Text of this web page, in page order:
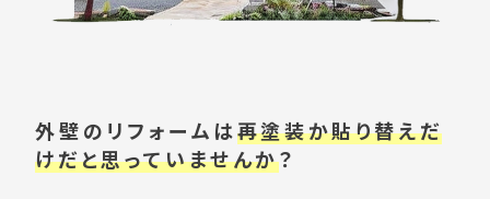
外壁のリフォームは再塗装か貼り替えだ
けだと思っていませんか？